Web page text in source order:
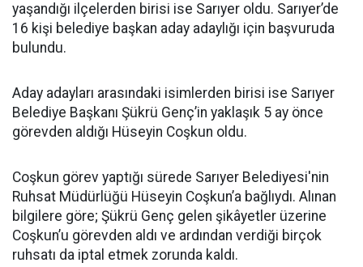
yaşandığı ilçelerden birisi ise Sarıyer oldu. Sarıyer’de
16 kişi belediye başkan aday adaylığı için başvuruda
bulundu.
Aday adayları arasındaki isimlerden birisi ise Sarıyer
Belediye Başkanı Şükrü Genç’in yaklaşık 5 ay önce
görevden aldığı Hüseyin Coşkun oldu.
Coşkun görev yaptığı sürede Sarıyer Belediyesi'nin
Ruhsat Müdürlüğü Hüseyin Coşkun’a bağlıydı. Alınan
bilgilere göre; Şükrü Genç gelen şikâyetler üzerine
Coşkun’u görevden aldı ve ardından verdiği birçok
ruhsatı da iptal etmek zorunda kaldı.